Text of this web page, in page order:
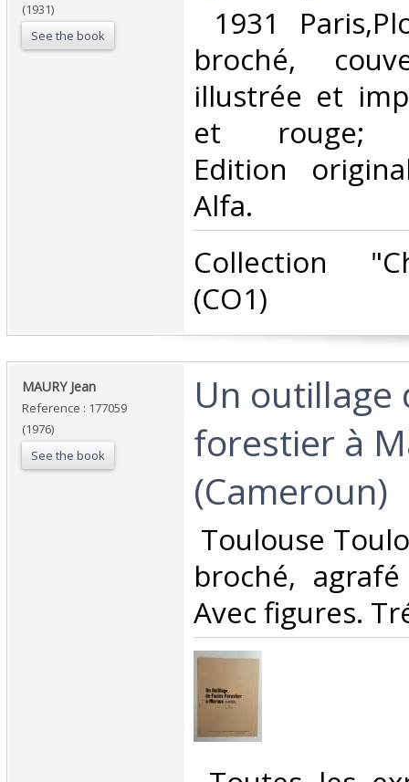
(1931)
See the book
1931
broché,
illustrée et
et rouge;
Edition
Alfa.‎
‎Collection
(CO1) ‎
‎MAURY Jean‎
Reference : 177059
(1976)
See the book
‎Un outillage
forestier à
(Cameroun)‎
Toulouse
broché,
Avec figures.